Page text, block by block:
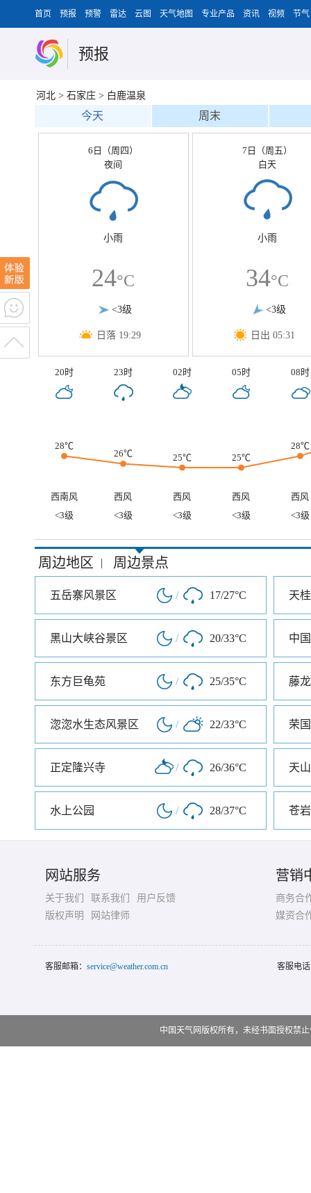
首页 预报 预警 雷达 云图 天气地图 专业产品 资讯 视频 节气
预报
河北 > 石家庄 > 白鹿温泉
今天 周末
6日（周四）
夜间
小雨
24°C
<3级
日落 19:29
7日（周五）
白天
小雨
34°C
<3级
日出 05:31
20时 23时 02时 05时 08时
28℃
26℃ 25℃ 25℃
28℃
西南风 西风 西风 西风
西风
<3级
<3级 <3级 <3级 <3级
周边地区 | 周边景点
五岳寨风景区 / 17/27°C 天
黑山大峡谷景区 / 20/33°C 中
东方巨龟苑 / 25/35°C 藤
淴淴水生态风景区 / 22/33°C 荣
正定隆兴寺 / 26/36°C 天
水上公园 / 28/37°C 苍
网站服务
关于我们 联系我们
用户反馈
版权声明
网站律师
营销
商务合
媒资合
客服邮箱： service@weather.com.cn 客服电
中国天气网版权所有，未经书面授权